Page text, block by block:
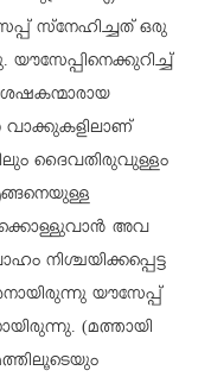
സ്‌നേഹിച്ചത് ഒരു
ദൈവതിരുവുള്ളം
അവ
നിശ്ചയിക്കപ്പെട്ട
യൗസേപ്പ്
(മത്തായി